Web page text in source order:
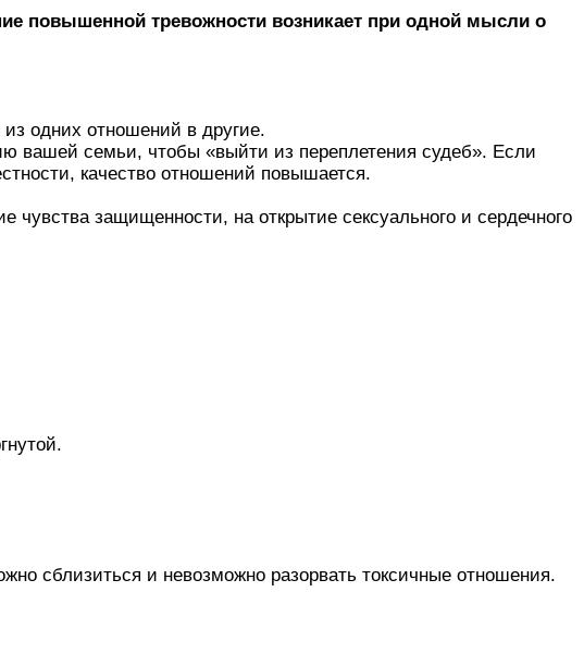
повышенной тревожности возникает при одной мысли о
одних отношений в другие.
вашей семьи, чтобы «выйти из переплетения судеб». Если
качество отношений повышается.
защищенности, на открытие сексуального и сердечного
сблизиться и невозможно разорвать токсичные отношения.